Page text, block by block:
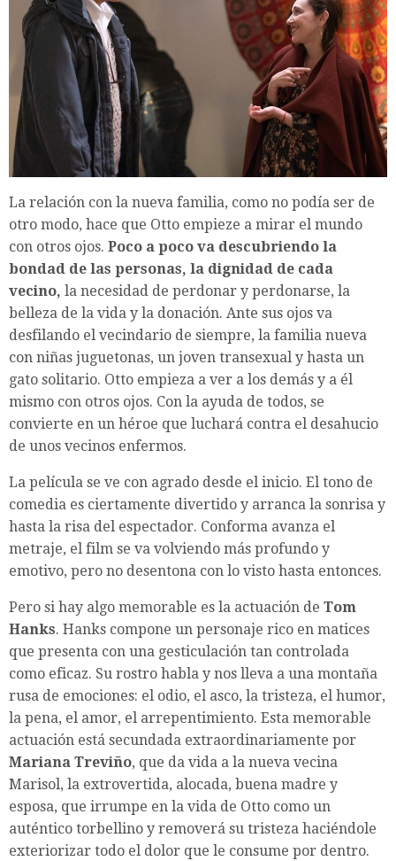
La relación con la nueva familia, como no podía ser de
otro modo, hace que Otto empieze a mirar el mundo
con otros ojos. Poco a poco va descubriendo la
bondad de las personas, la dignidad de cada
vecino, la necesidad de perdonar y perdonarse, la
belleza de la vida y la donación. Ante sus ojos va
desfilando el vecindario de siempre, la familia nueva
con niñas juguetonas, un joven transexual y hasta un
gato solitario. Otto empieza a ver a los demás y a él
mismo con otros ojos. Con la ayuda de todos, se
convierte en un héroe que luchará contra el desahucio
de unos vecinos enfermos.
La película se ve con agrado desde el inicio. El tono de
comedia es ciertamente divertido y arranca la sonrisa y
hasta la risa del espectador. Conforma avanza el
metraje, el film se va volviendo más profundo y
emotivo, pero no desentona con lo visto hasta entonces.
Pero si hay algo memorable es la actuación de Tom
Hanks. Hanks compone un personaje rico en matices
que presenta con una gesticulación tan controlada
como eficaz. Su rostro habla y nos lleva a una montaña
rusa de emociones: el odio, el asco, la tristeza, el humor,
la pena, el amor, el arrepentimiento. Esta memorable
actuación está secundada extraordinariamente por
Mariana Treviño, que da vida a la nueva vecina
Marisol, la extrovertida, alocada, buena madre y
esposa, que irrumpe en la vida de Otto como un
auténtico torbellino y removerá su tristeza haciéndole
exteriorizar todo el dolor que le consume por dentro.